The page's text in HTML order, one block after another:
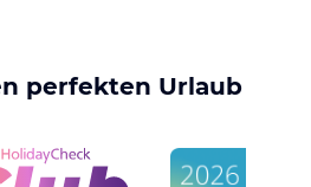
perfekten Urlaub